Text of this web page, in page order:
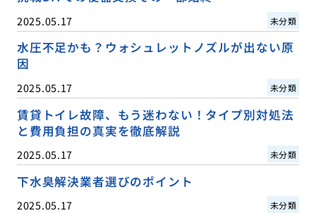
2025.05.17 未分類
水圧不足かも？ウォシュレットノズルが出ない原
因
2025.05.17 未分類
賃貸トイレ故障、もう迷わない！タイプ別対処法
と費用負担の真実を徹底解説
2025.05.17 未分類
下水臭解決業者選びのポイント
2025.05.17 未分類